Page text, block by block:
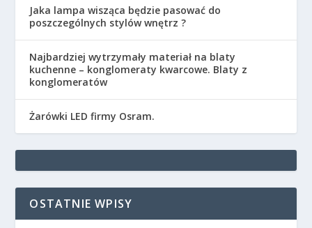
Jaka lampa wisząca będzie pasować do
poszczególnych stylów wnętrz ?
Najbardziej wytrzymały materiał na blaty
kuchenne – konglomeraty kwarcowe. Blaty z
konglomeratów
Żarówki LED firmy Osram.
OSTATNIE WPISY